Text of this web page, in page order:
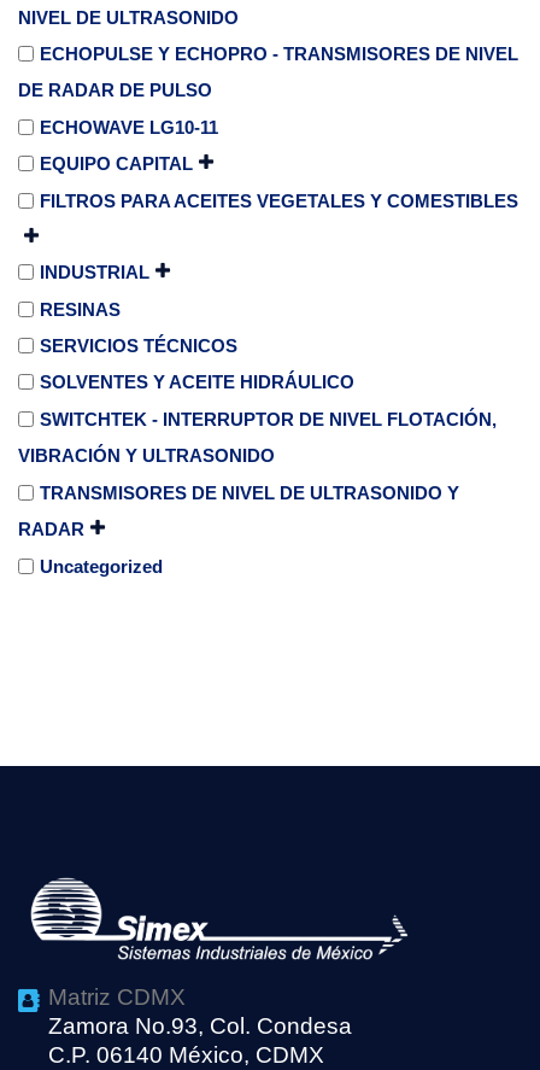
NIVEL DE ULTRASONIDO
ECHOPULSE Y ECHOPRO - TRANSMISORES DE NIVEL
DE RADAR DE PULSO
ECHOWAVE LG10-11
EQUIPO CAPITAL
FILTROS PARA ACEITES VEGETALES Y COMESTIBLES
INDUSTRIAL
RESINAS
SERVICIOS TÉCNICOS
SOLVENTES Y ACEITE HIDRÁULICO
SWITCHTEK - INTERRUPTOR DE NIVEL FLOTACIÓN,
VIBRACIÓN Y ULTRASONIDO
TRANSMISORES DE NIVEL DE ULTRASONIDO Y
RADAR
Uncategorized
Matriz CDMX
Zamora No.93, Col. Condesa
C.P. 06140 México, CDMX